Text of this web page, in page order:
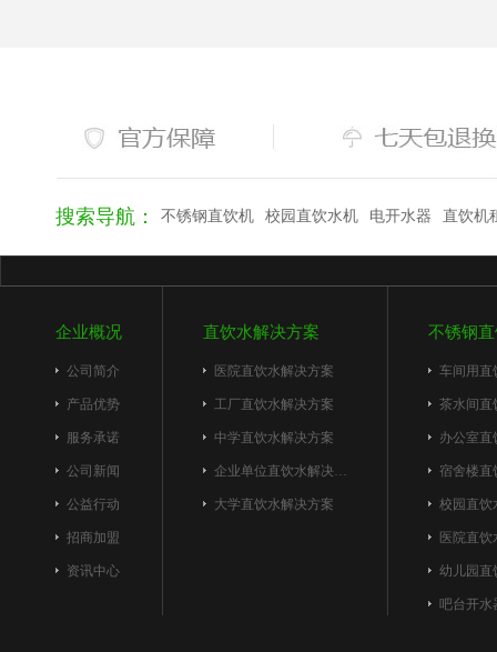
搜索导航： 不锈钢直饮机 校园直饮水机 电开水器 直饮机
企业概况
公司简介
产品优势
服务承诺
公司新闻
公益行动
招商加盟
资讯中心
直饮水解决方案
医院直饮水解决方案
工厂直饮水解决方案
中学直饮水解决方案
企业单位直饮水解决…
大学直饮水解决方案
不锈钢
车间用直
茶水间直
办公室直
宿舍楼直
校园直饮
医院直饮
幼儿园直
吧台开水